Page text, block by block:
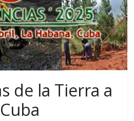
de la Tierra a